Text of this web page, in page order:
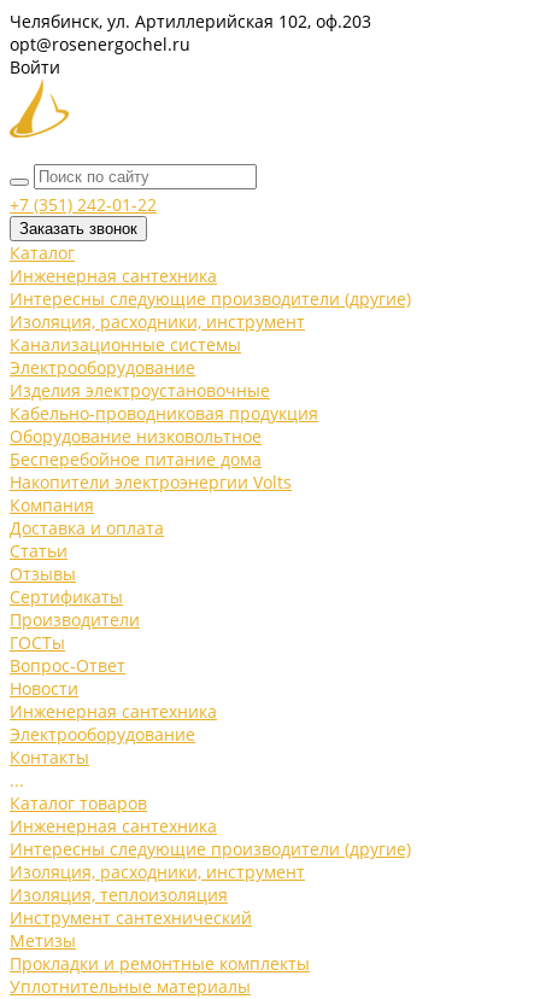
Челябинск, ул. Артиллерийская 102, оф.203
opt@rosenergochel.ru
Войти
+7 (351) 242-01-22
Заказать звонок
Каталог
Инженерная сантехника
Интересны следующие производители (другие)
Изоляция, расходники, инструмент
Канализационные системы
Электрооборудование
Изделия электроустановочные
Кабельно-проводниковая продукция
Оборудование низковольтное
Бесперебойное питание дома
Накопители электроэнергии Volts
Компания
Доставка и оплата
Статьи
Отзывы
Сертификаты
Производители
ГОСТы
Вопрос-Ответ
Новости
Инженерная сантехника
Электрооборудование
Контакты
...
Каталог товаров
Инженерная сантехника
Интересны следующие производители (другие)
Изоляция, расходники, инструмент
Изоляция, теплоизоляция
Инструмент сантехнический
Метизы
Прокладки и ремонтные комплекты
Уплотнительные материалы